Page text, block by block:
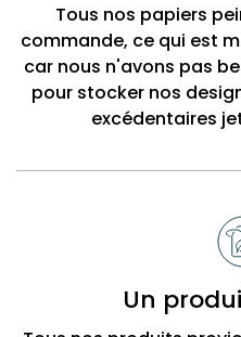
Tous nos papiers
commande, ce qui est
car nous n'avons pas
pour stocker nos
excédentaires
Un